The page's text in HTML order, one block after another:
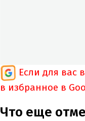
Если для вас
в избранное в
Что еще